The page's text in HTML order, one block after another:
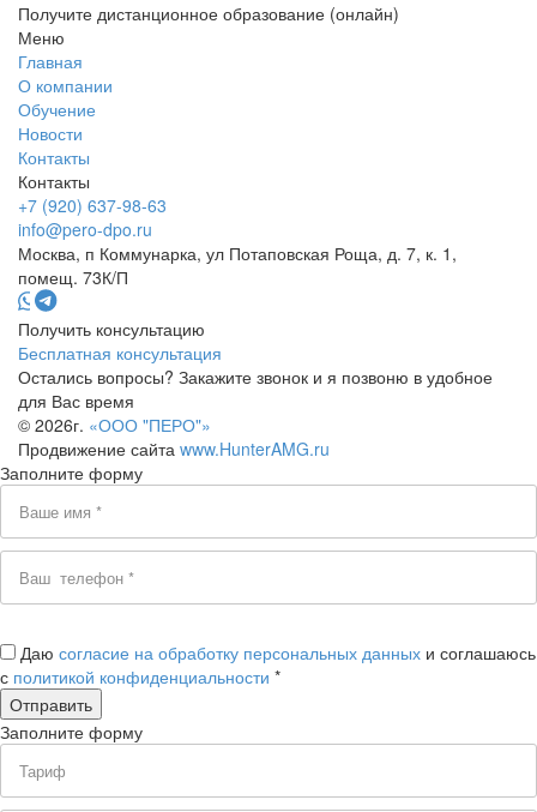
Получите дистанционное образование (онлайн)
Меню
Главная
О компании
Обучение
Новости
Контакты
Контакты
+7 (920) 637-98-63
info@pero-dpo.ru
Москва, п Коммунарка, ул Потаповская Роща, д. 7, к. 1,
помещ. 73К/П
Получить консультацию
Бесплатная консультация
Остались вопросы? Закажите звонок и я позвоню в удобное
для Вас время
© 2026г. «ООО "ПЕРО"»
Продвижение сайта www.HunterAMG.ru
Заполните форму
Даю согласие на обработку персональных данных и соглашаюсь
с политикой конфиденциальности *
Заполните форму